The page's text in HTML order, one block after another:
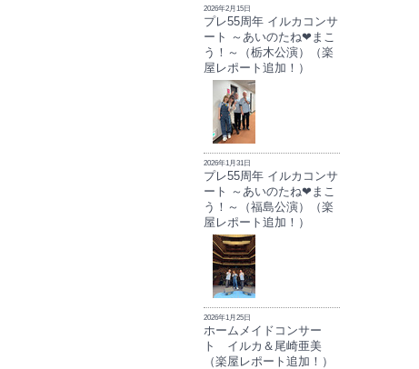
2026年2月15日
プレ55周年 イルカコンサ
ート ～あいのたね❤まこ
う！～（栃木公演）（楽
屋レポート追加！）
2026年1月31日
プレ55周年 イルカコンサ
ート ～あいのたね❤まこ
う！～（福島公演）（楽
屋レポート追加！）
2026年1月25日
ホームメイドコンサー
ト イルカ＆尾崎亜美
（楽屋レポート追加！）